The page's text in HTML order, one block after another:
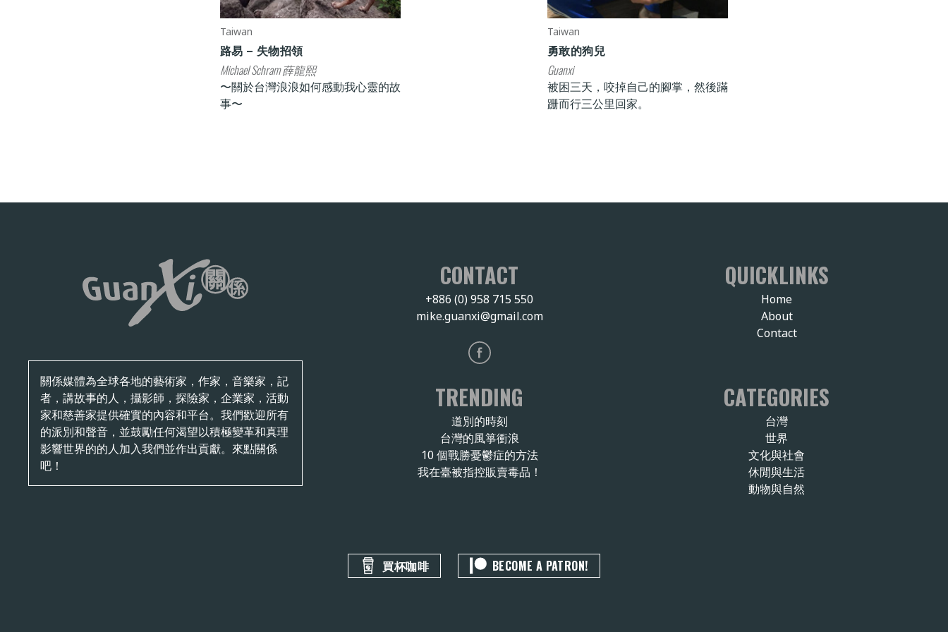
Taiwan
路易 – 失物招領
Michael Schram 薛龍熙
〜關於台灣浪浪如何感動我心靈的故
事〜
Taiwan
勇敢的狗兒
Guanxi
被困三天，咬掉自己的腳掌，然後蹣
跚而行三公里回家。
關係媒體為全球各地的藝術家，作家，音樂家，記
者，講故事的人，攝影師，探險家，企業家，活動
家和慈善家提供確實的內容和平台。我們歡迎所有
的派別和聲音，並鼓勵任何渴望以積極變革和真理
影響世界的的人加入我們並作出貢獻。來點關係
吧！
CONTACT
+886 (0) 958 715 550
mike.guanxi@gmail.com
QUICKLINKS
Home
About
Contact
TRENDING
道別的時刻
台灣的風箏衝浪
10 個戰勝憂鬱症的方法
我在臺被指控販賣毒品！
CATEGORIES
台灣
世界
文化與社會
休閒與生活
動物與自然
買杯咖啡 BECOME A PATRON!